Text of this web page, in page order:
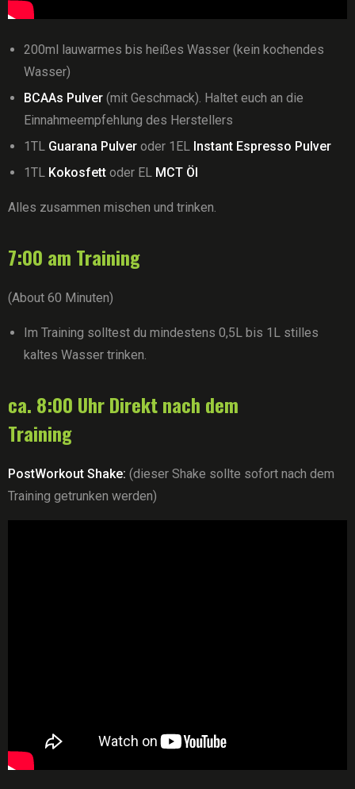
200ml lauwarmes bis heißes Wasser (kein kochendes
Wasser)
BCAAs Pulver (mit Geschmack). Haltet euch an die
Einnahmeempfehlung des Herstellers
1TL Guarana Pulver oder 1EL Instant Espresso Pulver
1TL Kokosfett oder EL MCT Öl
Alles zusammen mischen und trinken.
7:00 am Training
(About 60 Minuten)
Im Training solltest du mindestens 0,5L bis 1L stilles
kaltes Wasser trinken.
ca. 8:00 Uhr Direkt nach dem
Training
PostWorkout Shake: (dieser Shake sollte sofort nach dem
Training getrunken werden)